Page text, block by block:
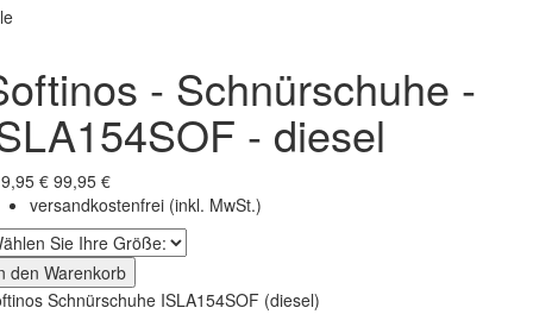
- Schnürschuhe -
- diesel
€ 99,95 €
versandkostenfrei (inkl. MwSt.)
den Warenkorb
Schnürschuhe ISLA154SOF (diesel)